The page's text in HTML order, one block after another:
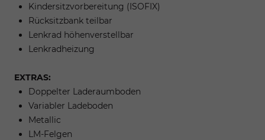
Kindersitzvorbereitung (ISOFIX)
Rücksitzbank teilbar
Lenkrad höhenverstellbar
Lenkradheizung
EXTRAS:
Doppelter Laderaumboden
Variabler Ladeboden
Metallic
LM-Felgen